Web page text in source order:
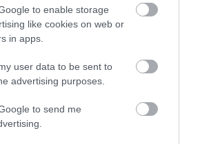
to enable storage
like cookies on web or
in apps.
user data to be sent to
advertising purposes.
to send me